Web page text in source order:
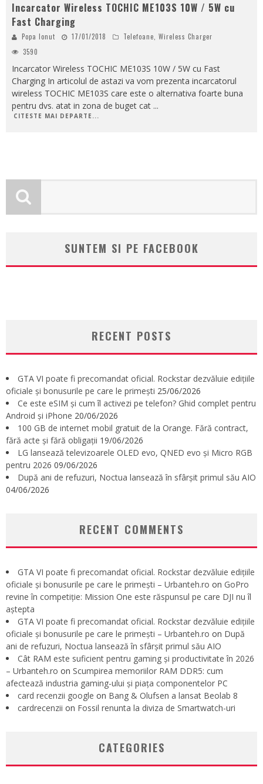
Incarcator Wireless TOCHIC ME103S 10W / 5W cu
Fast Charging
Popa Ionut 17/01/2018 Telefoane, Wireless Charger
3590
Incarcator Wireless TOCHIC ME103S 10W / 5W cu Fast
Charging In articolul de astazi va vom prezenta incarcatorul
wireless TOCHIC ME103S care este o alternativa foarte buna
pentru dvs. atat in zona de buget cat ...
CITESTE MAI DEPARTE...
SUNTEM SI PE FACEBOOK
RECENT POSTS
GTA VI poate fi precomandat oficial. Rockstar dezvăluie edițiile
oficiale și bonusurile pe care le primești 25/06/2026
Ce este eSIM și cum îl activezi pe telefon? Ghid complet pentru
Android și iPhone 20/06/2026
100 GB de internet mobil gratuit de la Orange. Fără contract,
fără acte și fără obligații 19/06/2026
LG lansează televizoarele OLED evo, QNED evo și Micro RGB
pentru 2026 09/06/2026
După ani de refuzuri, Noctua lansează în sfârșit primul său AIO
04/06/2026
RECENT COMMENTS
GTA VI poate fi precomandat oficial. Rockstar dezvăluie edițiile
oficiale și bonusurile pe care le primești – Urbanteh.ro on GoPro
revine în competiție: Mission One este răspunsul pe care DJI nu îl
aștepta
GTA VI poate fi precomandat oficial. Rockstar dezvăluie edițiile
oficiale și bonusurile pe care le primești – Urbanteh.ro on După
ani de refuzuri, Noctua lansează în sfârșit primul său AIO
Cât RAM este suficient pentru gaming și productivitate în 2026
– Urbanteh.ro on Scumpirea memoriilor RAM DDR5: cum
afectează industria gaming-ului și piața componentelor PC
card recenzii google on Bang & Olufsen a lansat Beolab 8
cardrecenzii on Fossil renunta la diviza de Smartwatch-uri
CATEGORIES